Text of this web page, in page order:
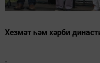
Хезмәт һәм хәрби